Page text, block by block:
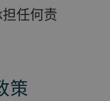
任何责
策